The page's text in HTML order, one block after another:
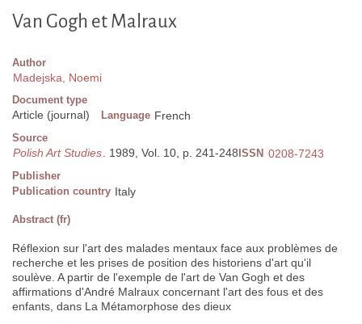
Van Gogh et Malraux
Author
Madejska, Noemi
Document type
Article (journal) Language French
Source
Polish Art Studies. 1989, Vol. 10, p. 241-248 ISSN 0208-7243
Publisher
Publication country Italy
Abstract (fr)
Réflexion sur l'art des malades mentaux face aux problèmes de
recherche et les prises de position des historiens d'art qu'il
soulève. A partir de l'exemple de l'art de Van Gogh et des
affirmations d'André Malraux concernant l'art des fous et des
enfants, dans La Métamorphose des dieux